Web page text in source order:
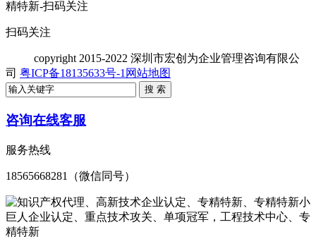
扫码关注
copyright 2015-2022 深圳市宏创为企业管理咨询有限公
司 粤ICP备18135633号-1 网站地图
咨询在线客服
服务热线
18565668281（微信同号）